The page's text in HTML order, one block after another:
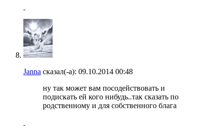
Janna сказал(-а): 09.10.2014 00:48
ну так может вам посодействовать и
подискать ей кого нибудь..так сказать по
родственному и для собственного блага